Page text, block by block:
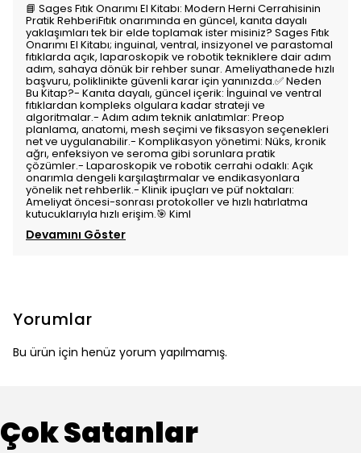
📘 Sages Fıtık Onarımı El Kitabı: Modern Herni Cerrahisinin
Pratik RehberiFıtık onarımında en güncel, kanıta dayalı
yaklaşımları tek bir elde toplamak ister misiniz? Sages Fıtık
Onarımı El Kitabı; inguinal, ventral, insizyonel ve parastomal
fıtıklarda açık, laparoskopik ve robotik tekniklere dair adım
adım, sahaya dönük bir rehber sunar. Ameliyathanede hızlı
başvuru, poliklinikte güvenli karar için yanınızda.✅ Neden
Bu Kitap?- Kanıta dayalı, güncel içerik: İnguinal ve ventral
fıtıklardan kompleks olgulara kadar strateji ve
algoritmalar.- Adım adım teknik anlatımlar: Preop
planlama, anatomi, mesh seçimi ve fiksasyon seçenekleri
net ve uygulanabilir.- Komplikasyon yönetimi: Nüks, kronik
ağrı, enfeksiyon ve seroma gibi sorunlara pratik
çözümler.- Laparoskopik ve robotik cerrahi odaklı: Açık
onarımla dengeli karşılaştırmalar ve endikasyonlara
yönelik net rehberlik.- Klinik ipuçları ve püf noktaları:
Ameliyat öncesi-sonrası protokoller ve hızlı hatırlatma
kutucuklarıyla hızlı erişim.🎯 Kiml
Devamını Göster
Yorumlar
Bu ürün için henüz yorum yapılmamış.
Çok Satanlar